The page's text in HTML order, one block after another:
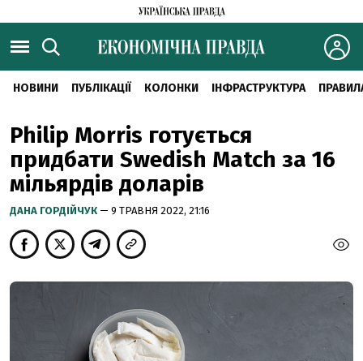
НОВИНИ ПУБЛІКАЦІЇ КОЛОНКИ ІНФРАСТРУКТУРА
Philip Morris готується
придбати Swedish Match за 16
мільярдів доларів
ДАНА ГОРДІЙЧУК — 9 ТРАВНЯ 2022, 21:16